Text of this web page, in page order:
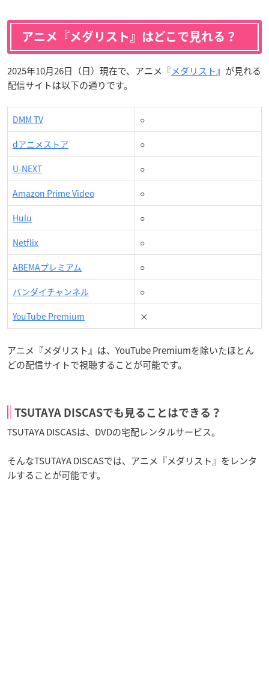
アニメ『メダリスト』はどこで見れる？
2025年10月26日（日）現在で、アニメ『メダリスト』が見れる
配信サイトは以下の通りです。
DMM TV ○
dアニメストア ○
U-NEXT ○
Amazon Prime Video ○
Hulu ○
Netflix ○
ABEMAプレミアム ○
バンダイチャンネル ○
YouTube Premium ×
アニメ『メダリスト』は、YouTube Premiumを除いたほとん
どの配信サイトで視聴することが可能です。
TSUTAYA DISCASでも見ることはできる？
TSUTAYA DISCASは、DVDの宅配レンタルサービス。
そんなTSUTAYA DISCASでは、アニメ『メダリスト』をレンタ
ルすることが可能です。